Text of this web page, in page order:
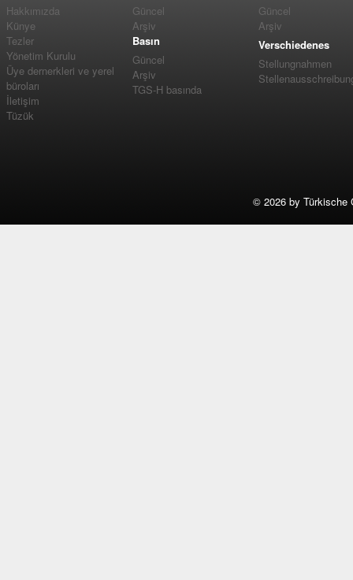
Hakkımızda
Künye
Tezler
Yönetim Kurulu
Üye dernerkleri ve yerel
büroları
İletişim
Tüzük
Güncel
Arşiv
Basın
Güncel
Arşiv
TGS-H basında
Güncel
Arşiv
Verschiedenes
Stellungnahmen
© 2026 by Türkische